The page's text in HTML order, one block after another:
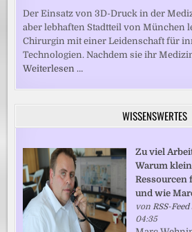
Der Einsatz von 3D-Druck in der
aber lebhaften Stadtteil von München
Chirurgin mit einer Leidenschaft für
Technologien. Nachdem sie ihr
Weiterlesen …
WISSENSWERTES
Zu viel
Warum
Ressourcen
und wie
vonRSS-Feed
04:35